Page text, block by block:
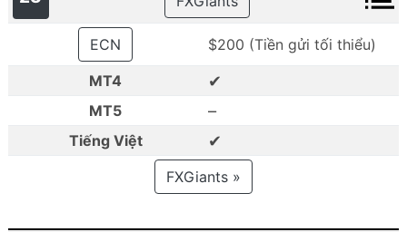
ECN
$200 (Tiền gửi tối thiểu)
MT4
✔
MT5 –
Tiếng Việt ✔
FXGiants »